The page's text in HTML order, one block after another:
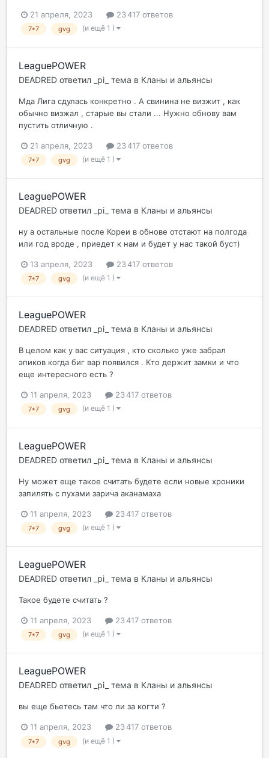
21 апреля, 2023 23 417 ответов
7*7 gvg (и ещё 1 )
LeaguePOWER
DEADRED ответил _pi_ тема в Кланы и альянсы
Мда Лига сдулась конкретно . А свинина не визжит , как
обычно визжал , старые вы стали ... Нужно обнову вам
пустить отличную .
21 апреля, 2023 23 417 ответов
7*7 gvg (и ещё 1 )
LeaguePOWER
DEADRED ответил _pi_ тема в Кланы и альянсы
ну а остальные после Кореи в обнове отстают на полгода
или год вроде , приедет к нам и будет у нас такой буст)
13 апреля, 2023 23 417 ответов
7*7 gvg (и ещё 1 )
LeaguePOWER
DEADRED ответил _pi_ тема в Кланы и альянсы
В целом как у вас ситуация , кто сколько уже забрал
эпиков когда биг вар появился . Кто держит замки и что
еще интересного есть ?
11 апреля, 2023 23 417 ответов
7*7 gvg (и ещё 1 )
LeaguePOWER
DEADRED ответил _pi_ тема в Кланы и альянсы
Ну может еще такое считать будете если новые хроники
запилять с пухами зарича аканамаха
11 апреля, 2023 23 417 ответов
7*7 gvg (и ещё 1 )
LeaguePOWER
DEADRED ответил _pi_ тема в Кланы и альянсы
Такое будете считать ?
11 апреля, 2023 23 417 ответов
7*7 gvg (и ещё 1 )
LeaguePOWER
DEADRED ответил _pi_ тема в Кланы и альянсы
вы еще бьетесь там что ли за когти ?
11 апреля, 2023 23 417 ответов
7*7 gvg (и ещё 1 )